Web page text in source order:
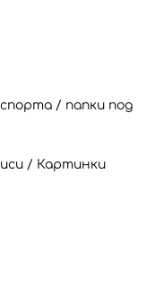
/ папки под
/ Картинки